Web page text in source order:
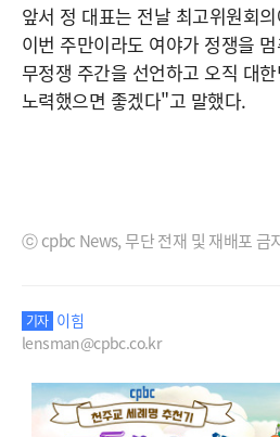
앞서 정 대표는 전날 최고위원회
이번 주만이라도 여야가 정쟁을
무정쟁 주간을 선언하고 오직 대
노력했으면 좋겠다"고 말했다.
ⓒ cpbc News, 무단 전재 및 재배포 금
기자 이힘
lensman@cpbc.co.kr